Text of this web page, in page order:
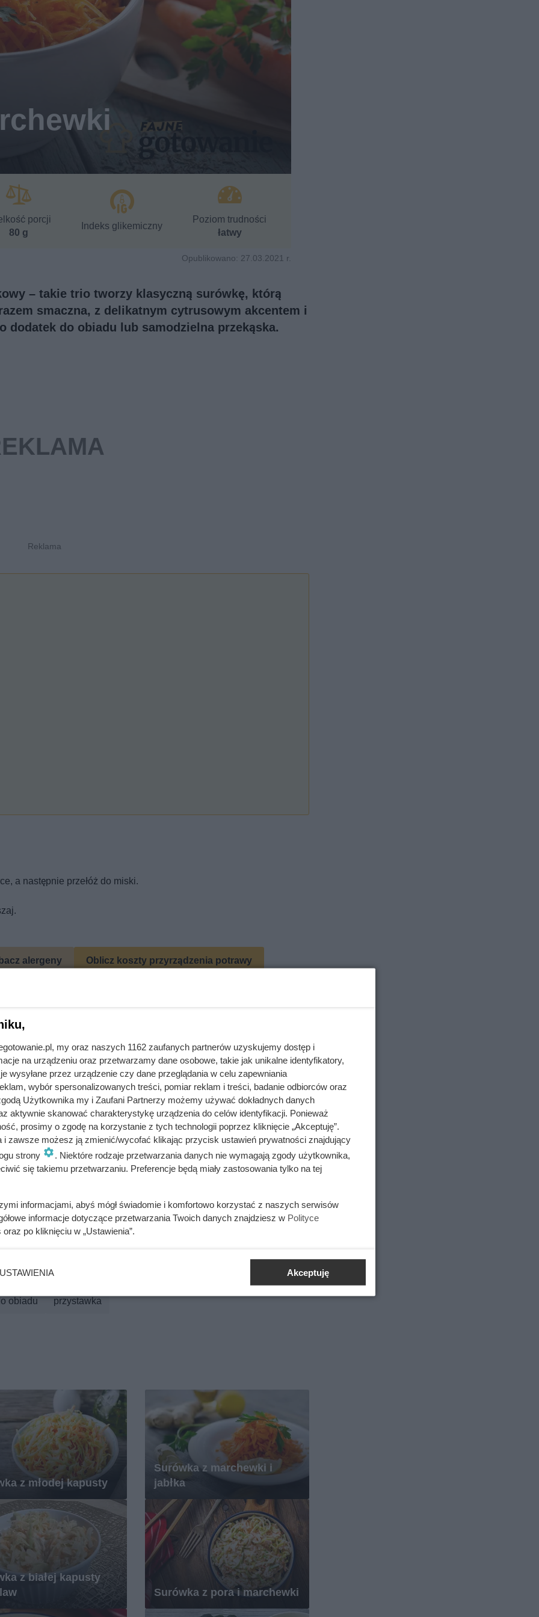
porcji
80 g
Indeks glikemiczny
Poziom trudności
łatwy
Opublikowano: 27.03.2021 r.
– takie trio tworzy klasyczną surówkę, którą
smaczna, z delikatnym cytrusowym akcentem i
dodatek do obiadu lub samodzielna przekąska.
a następnie przełóż do miski.
alergeny Oblicz koszty przyrządzenia potrawy
przepis? Oceń go!
Nie polecam
przepisu
surówki obiadowe surówki
dla dzieci
obiadu przystawka
z młodej kapusty
Surówka z marchewki i
jabłka
z białej kapusty
Surówka z pora i marchewki
my oraz naszych 1162 zaufanych partnerów uzyskujemy dostęp i
na urządzeniu oraz przetwarzamy dane osobowe, takie jak unikalne identyfikatory,
wysyłane przez urządzenie czy dane przeglądania w celu zapewniania
wybór spersonalizowanych treści, pomiar reklam i treści, badanie odbiorców oraz
Użytkownika my i Zaufani Partnerzy możemy używać dokładnych danych
aktywnie skanować charakterystykę urządzenia do celów identyfikacji. Ponieważ
prosimy o zgodę na korzystanie z tych technologii poprzez kliknięcie „Akceptuję”.
i zawsze możesz ją zmienić/wycofać klikając przycisk ustawień prywatności znajdujący
strony
. Niektóre rodzaje przetwarzania danych nie wymagają zgody użytkownika,
się takiemu przetwarzaniu. Preferencje będą miały zastosowania tylko na tej
informacjami, abyś mógł świadomie i komfortowo korzystać z naszych serwisów
informacje dotyczące przetwarzania Twoich danych znajdziesz w Polityce
oraz po kliknięciu w „Ustawienia”.
USTAWIENIA Akceptuję